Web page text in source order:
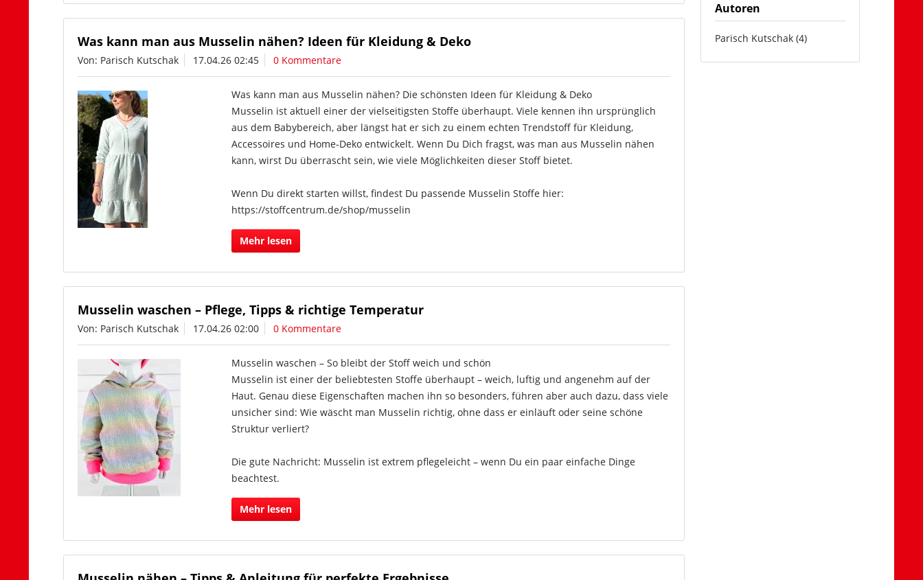
Autoren
Parisch Kutschak (4)
Was kann man aus Musselin nähen? Ideen für Kleidung & Deko
Von: Parisch Kutschak 17.04.26 02:45 0 Kommentare
Was kann man aus Musselin nähen? Die schönsten Ideen für Kleidung & Deko
Musselin ist aktuell einer der vielseitigsten Stoffe überhaupt. Viele kennen ihn ursprünglich
aus dem Babybereich, aber längst hat er sich zu einem echten Trendstoff für Kleidung,
Accessoires und Home-Deko entwickelt. Wenn Du Dich fragst, was man aus Musselin nähen
kann, wirst Du überrascht sein, wie viele Möglichkeiten dieser Stoff bietet.
Wenn Du direkt starten willst, findest Du passende Musselin Stoffe hier:
https://stoffcentrum.de/shop/musselin
Mehr lesen
Musselin waschen – Pflege, Tipps & richtige Temperatur
Von: Parisch Kutschak 17.04.26 02:00 0 Kommentare
Musselin waschen – So bleibt der Stoff weich und schön
Musselin ist einer der beliebtesten Stoffe überhaupt – weich, luftig und angenehm auf der
Haut. Genau diese Eigenschaften machen ihn so besonders, führen aber auch dazu, dass viele
unsicher sind: Wie wäscht man Musselin richtig, ohne dass er einläuft oder seine schöne
Struktur verliert?
Die gute Nachricht: Musselin ist extrem pflegeleicht – wenn Du ein paar einfache Dinge
beachtest.
Mehr lesen